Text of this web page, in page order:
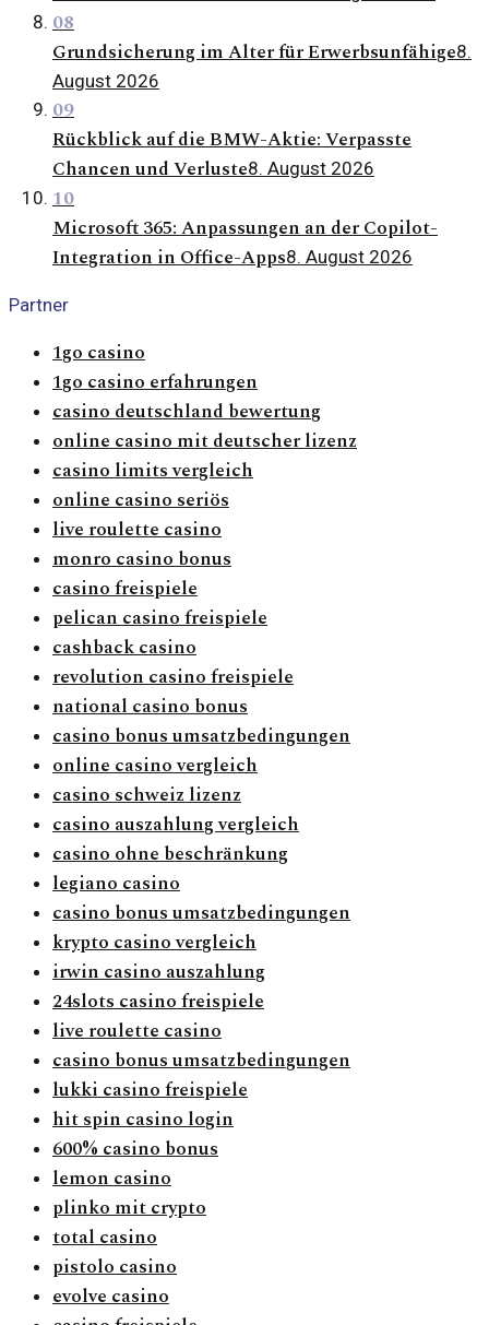
08
Grundsicherung im Alter für Erwerbsunfähige8.
August 2026
09
Rückblick auf die BMW-Aktie: Verpasste
Chancen und Verluste8. August 2026
10
Microsoft 365: Anpassungen an der Copilot-
Integration in Office-Apps8. August 2026
Partner
1go casino
1go casino erfahrungen
casino deutschland bewertung
online casino mit deutscher lizenz
casino limits vergleich
online casino seriös
live roulette casino
monro casino bonus
casino freispiele
pelican casino freispiele
cashback casino
revolution casino freispiele
national casino bonus
casino bonus umsatzbedingungen
online casino vergleich
casino schweiz lizenz
casino auszahlung vergleich
casino ohne beschränkung
legiano casino
casino bonus umsatzbedingungen
krypto casino vergleich
irwin casino auszahlung
24slots casino freispiele
live roulette casino
casino bonus umsatzbedingungen
lukki casino freispiele
hit spin casino login
600% casino bonus
lemon casino
plinko mit crypto
total casino
pistolo casino
evolve casino